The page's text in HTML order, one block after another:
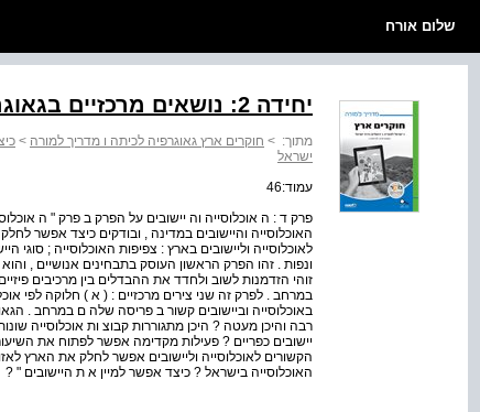
שלום אורח
יחידה 2: נושאים מרכזיים בגאוגרפיה של ישראל
מתוך: > חוקרים ארץ גאוגרפיה לכיתה ו מדריך למורה >
ישראל
עמוד:46
פרק ד : ה אוכלוסייה וה יישובים על הפרק ב פרק " ה
האוכלוסייה והיישובים במדינה , ובודקים כיצד אפשר
לאוכלוסייה וליישובים בארץ : צפיפות האוכלוסייה ; סוגי
ונפות . זהו הפרק הראשון העוסק בתבחינים אנושיים ,
זוהי הזדמנות לשוב ולחדד את ההבדלים בין מרכיבים
במרחב . לפרק זה שני צירים מרכזיים : ( א ) חלוקה לפי
באוכלוסייה וביישובים קשור ב פריסה שלה ם במרחב .
רבה והיכן מעטה ? היכן מתגוררות קבוצ ות אוכלוסייה
יישובים כפריים ? פעילות מקדימה אפשר לפתוח את
הקשורים לאוכלוסייה וליישובים אפשר לחלק את הארץ
האוכלוסייה בישראל ? כיצד אפשר למיין א ת היישובים " ?